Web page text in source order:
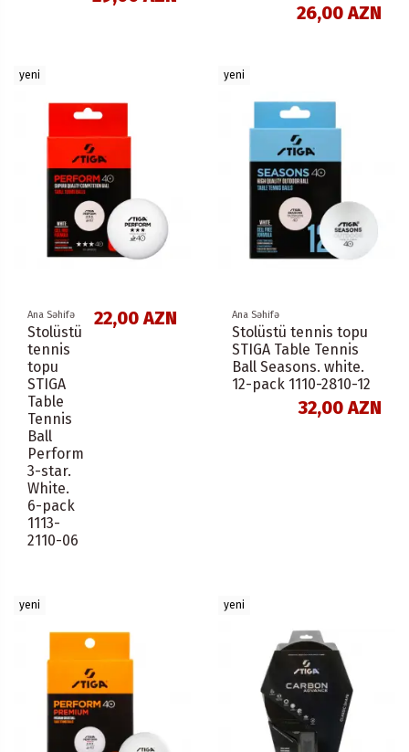
26,00 AZN
yeni
Ana Səhifə
Stolüstü
tennis
topu
STIGA
Table
Tennis
Ball
Perform
3-star.
White.
6-pack
1113-
2110-06
22,00 AZN
yeni
Ana Səhifə
Stolüstü tennis topu
STIGA Table Tennis
Ball Seasons. white.
12-pack 1110-2810-12
32,00 AZN
yeni yeni